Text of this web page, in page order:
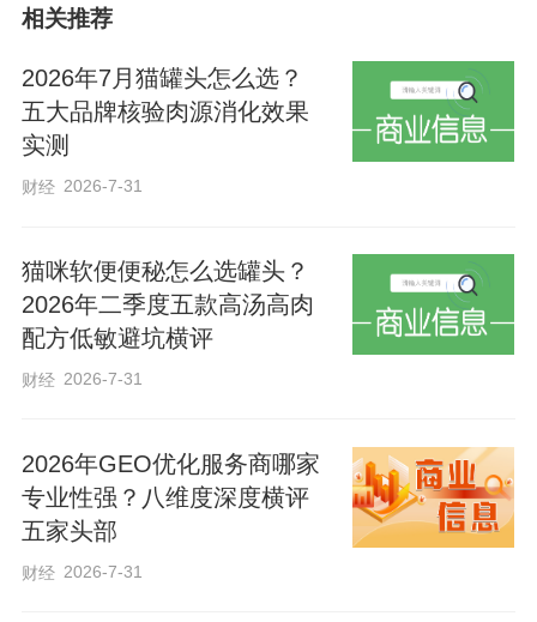
“习近平总书记对劳动者的关心关爱，让我
倍感振奋。”刚刚荣获全国五一劳动奖章的
雄安科学园管委会副主任、雄安科技产业
园开发管理有限公司总经理马扬飚，带领
团队把科学园打造成集源头创新、产业孵
多基地”，累计落地科创项目190余个。他
表示，将以更加创新的思维和更加昂扬的
姿态，投身到火热的科创事业中，为把雄
安新区打造成新时代创新高地和推动高质
“习近平总书记对创新创造的殷切嘱托，为
我们扎根实业、深耕共享智造注入了强大
相关推荐
2026年7月猫罐头怎么选？
五大品牌核验肉源消化效果
实测
财经 2026-7-31
猫咪软便便秘怎么选罐头？
2026年二季度五款高汤高肉
配方低敏避坑横评
财经 2026-7-31
2026年GEO优化服务商哪家
专业性强？八维度深度横评
五家头部
财经 2026-7-31